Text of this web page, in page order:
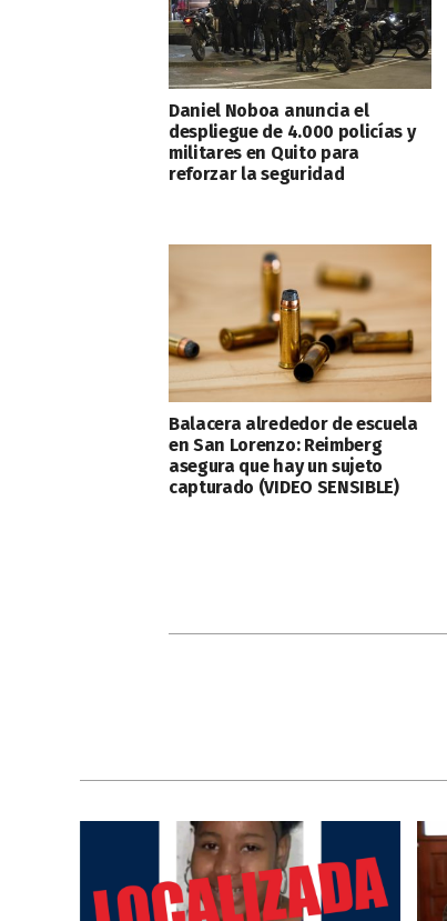
Daniel Noboa anuncia el
despliegue de 4.000 policías y
militares en Quito para
reforzar la seguridad
Balacera alrededor de escuela
en San Lorenzo: Reimberg
asegura que hay un sujeto
capturado (VIDEO SENSIBLE)